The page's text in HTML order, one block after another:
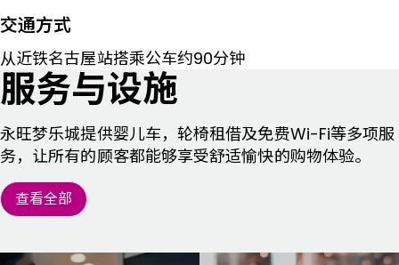
交通方式
从近铁名古屋站搭乘公车约90分钟
服务与设施
永旺梦乐城提供婴儿车，轮椅租借及免费Wi-Fi等多项服
务，让所有的顾客都能够享受舒适愉快的购物体验。
查看全部